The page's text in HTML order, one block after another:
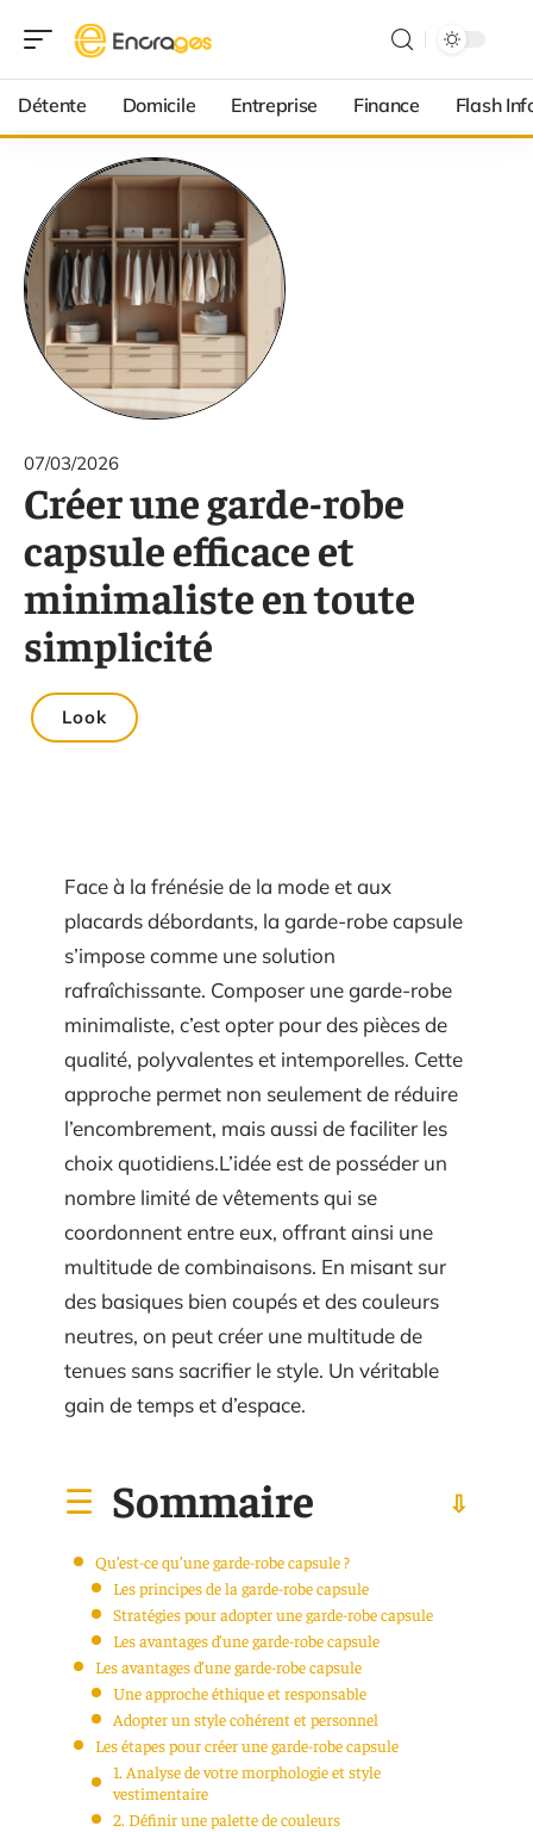
Détente Domicile Entreprise Finance Flash
07/03/2026
Créer une garde-robe
capsule efficace et
minimaliste en toute
simplicité
Look
Face à la frénésie de la mode et aux
placards débordants, la garde-robe capsule
s’impose comme une solution
rafraîchissante. Composer une garde-robe
minimaliste, c’est opter pour des pièces de
qualité, polyvalentes et intemporelles. Cette
approche permet non seulement de réduire
l’encombrement, mais aussi de faciliter les
choix quotidiens.L’idée est de posséder un
nombre limité de vêtements qui se
coordonnent entre eux, offrant ainsi une
multitude de combinaisons. En misant sur
des basiques bien coupés et des couleurs
neutres, on peut créer une multitude de
tenues sans sacrifier le style. Un véritable
gain de temps et d’espace.
Sommaire
Qu’est-ce qu’une garde-robe capsule ?
Les principes de la garde-robe capsule
Stratégies pour adopter une garde-robe capsule
Les avantages d’une garde-robe capsule
Les avantages d’une garde-robe capsule
Une approche éthique et responsable
Adopter un style cohérent et personnel
Les étapes pour créer une garde-robe capsule
1. Analyse de votre morphologie et style
vestimentaire
2. Définir une palette de couleurs